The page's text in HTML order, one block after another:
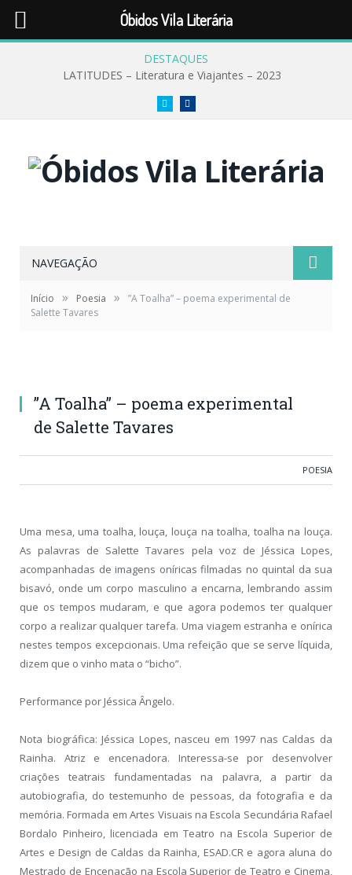
DESTAQUES
LATITUDES – Literatura e Viajantes – 2023
Twitter
NAVEGAÇÃO
Início » Poesia »
”A Toalha” – poema experimental de
Salette Tavares
”A Toalha” – poema experimental
de Salette Tavares
POESIA
Uma mesa, uma toalha, louça, louça na toalha, toalha na louça.
As palavras de Salette Tavares pela voz de Jéssica Lopes,
acompanhadas de imagens oníricas filmadas no quintal da sua
bisavó, onde um corpo masculino a encarna, lembrando assim
que os tempos mudaram, e que agora podemos ter qualquer
corpo a realizar qualquer tarefa. Uma viagem estranha e onírica
nestes tempos excepcionais. Uma refeição que se serve líquida,
dizem que o vinho mata o “bicho”.
Performance por Jéssica Ângelo.
Nota biográfica: Jéssica Lopes, nasceu em 1997 nas Caldas da
Rainha. Atriz e encenadora. Interessa-se por desenvolver
criações teatrais fundamentadas na palavra, a partir da
autobiografia, do testemunho de pessoas, da fotografia e da
memória. Formada em Artes Visuais na Escola Secundária Rafael
Bordalo Pinheiro, licenciada em Teatro na Escola Superior de
Artes e Design de Caldas da Rainha, ESAD.CR e agora aluna do
Mestrado de Encenação na Escola Superior de Teatro e Cinema,
Óbidos Vila Literária